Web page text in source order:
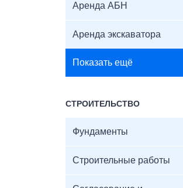
Аренда АБН
Аренда экскаватора
Показать ещё
СТРОИТЕЛЬСТВО
Фундаменты
Строительные работы